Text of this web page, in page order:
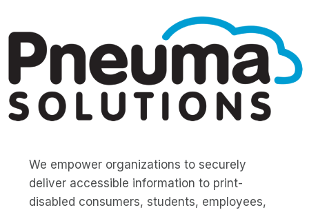
We empower organizations to securely
deliver accessible information to print-
disabled consumers, students, employees,